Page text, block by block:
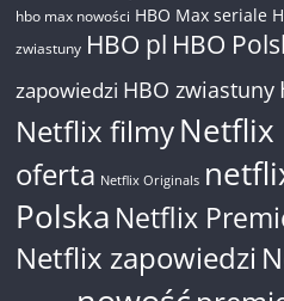
hbo max nowości HBO Max seriale
zwiastuny HBO pl HBO
zapowiedzi HBO zwiastuny
Netflix filmyNetflix
oferta Netflix Originals
Polska Netflix
Netflix zapowiedzi